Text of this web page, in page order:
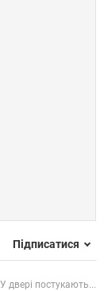
Підписатися
У двері постукають...